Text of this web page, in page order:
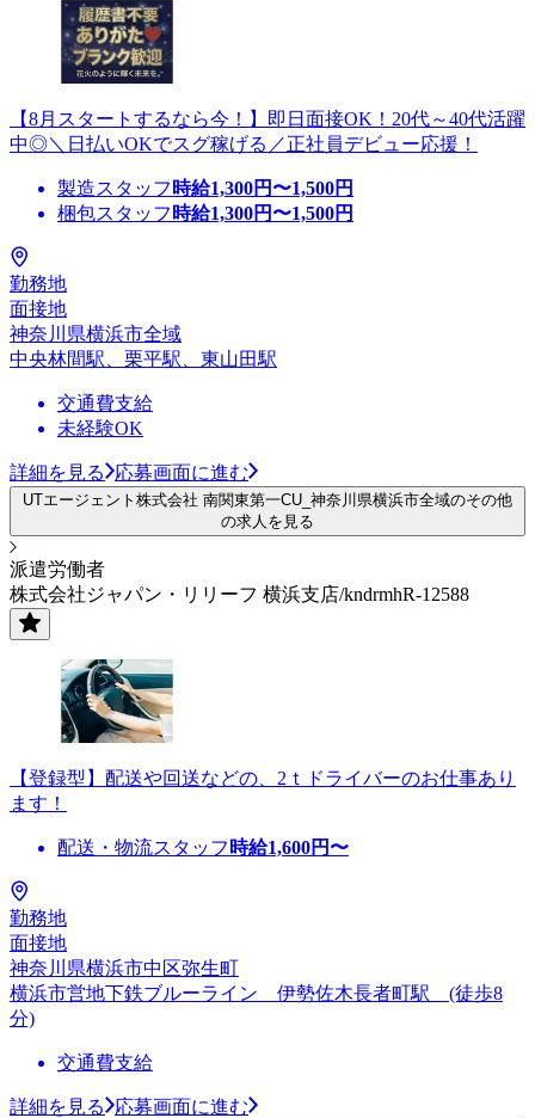
【8月スタートするなら今！】即日面接OK！20代～40代活躍
中◎＼日払いOKでスグ稼げる／正社員デビュー応援！
製造スタッフ 時給1,300円〜1,500円
梱包スタッフ 時給1,300円〜1,500円
勤務地
面接地
神奈川県横浜市全域
中央林間駅、栗平駅、東山田駅
交通費支給
未経験OK
詳細を見る 応募画面に進む
UTエージェント株式会社 南関東第一CU_神奈川県横浜市全域のその他
の求人を見る
派遣労働者
株式会社ジャパン・リリーフ 横浜支店/kndrmhR-12588
【登録型】配送や回送などの、2ｔドライバーのお仕事あり
ます！
配送・物流スタッフ 時給1,600円〜
勤務地
面接地
神奈川県横浜市中区弥生町
横浜市営地下鉄ブルーライン 伊勢佐木長者町駅 (徒歩8
分)
交通費支給
詳細を見る 応募画面に進む